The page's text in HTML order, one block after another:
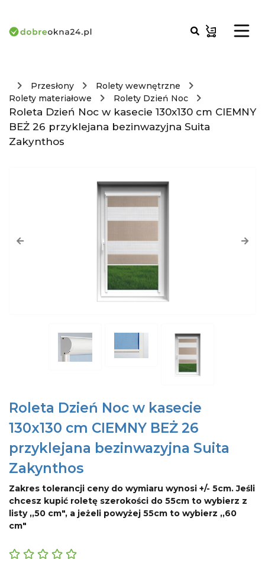
Przesłony
Rolety wewnętrzne
Rolety materiałowe
Rolety Dzień Noc
Roleta Dzień Noc w kasecie 130x130 cm CIEMNY
BEŻ 26 przyklejana bezinwazyjna Suita
Zakynthos
Roleta Dzień Noc w kasecie
130x130 cm CIEMNY BEŻ 26
przyklejana bezinwazyjna Suita
Zakynthos
Zakres tolerancji ceny do wymiaru wynosi +/- 5cm. Jeśli
chcesz kupić roletę szerokości do 55cm to wybierz z
listy ,,50 cm", a jeżeli powyżej 55cm to wybierz ,,60
cm"